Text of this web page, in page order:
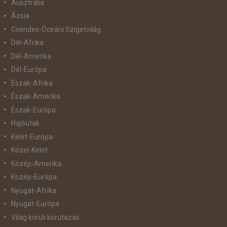
Ausztrália
Ázsia
Csendes-Óceáni Szigetvilág
Dél-Afrika
Dél-Amerika
Dél-Európa
Észak-Afrika
Észak-Amerika
Észak-Európa
Hajóutak
Kelet-Európa
Közel-Kelet
Közép-Amerika
Közép-Európa
Nyugat-Afrika
Nyugat-Európa
Világ körüli körutazás